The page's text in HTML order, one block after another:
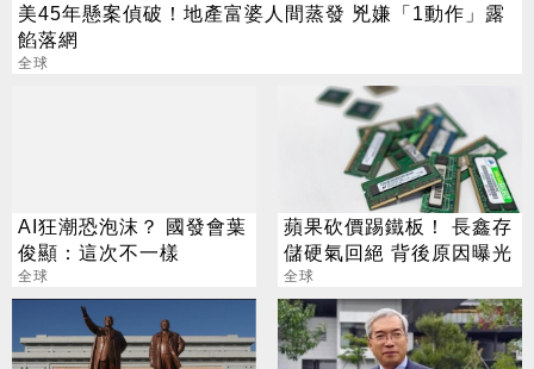
美45年懸案偵破！地產富婆人間蒸發 兇嫌「1動作」露
餡落網
全球
AI狂潮恐泡沫？ 國發會葉
俊顯：這次不一樣
全球
蘋果砍價踢鐵板！ 長鑫存
儲硬氣回絕 背後原因曝光
全球